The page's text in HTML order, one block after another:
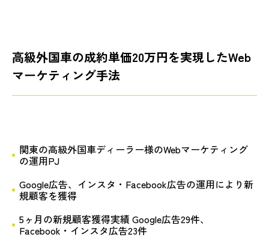
高級外国車の成約単価20万円を実現したWeb
マーケティング手法
関東の高級外国車ディーラー様のWebマーケティング
の運用PJ
Google広告、インスタ・Facebook広告の運用により新
規顧客を獲得
5ヶ月の新規顧客獲得実績 Google広告29件、
Facebook・インスタ広告23件